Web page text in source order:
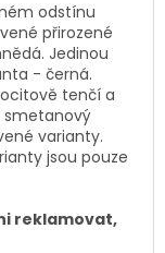
odstínu
přirozené
Jedinou
- černá.
tenčí a
smetanový
varianty.
jsou pouze
reklamovat,